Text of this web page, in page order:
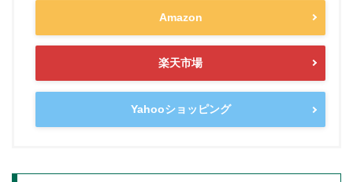
Amazon
楽天市場
Yahooショッピング